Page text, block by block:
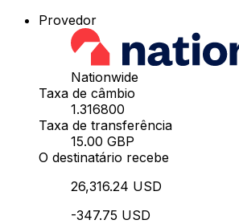
Provedor
Nationwide
Taxa de câmbio
1.316800
Taxa de transferência
15.00 GBP
O destinatário recebe
26,316.24 USD
-347.75 USD